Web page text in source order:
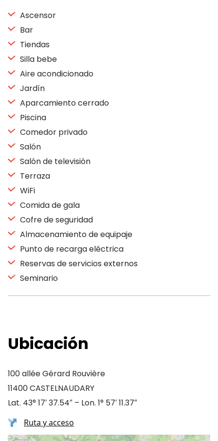
Ascensor
Bar
Tiendas
Silla bebe
Aire acondicionado
Jardín
Aparcamiento cerrado
Piscina
Comedor privado
Salón
Salón de televisión
Terraza
WiFi
Comida de gala
Cofre de seguridad
Almacenamiento de equipaje
Punto de recarga eléctrica
Reservas de servicios externos
Seminario
Ubicación
100 allée Gérard Rouvière
11400 CASTELNAUDARY
Lat. 43° 17′ 37.54″ – Lon. 1° 57′ 11.37″
Ruta y acceso